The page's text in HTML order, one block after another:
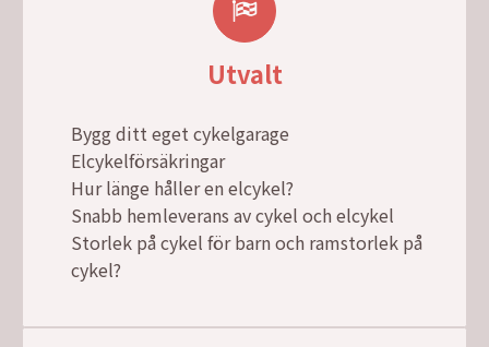
Utvalt
Bygg ditt eget cykelgarage
Elcykelförsäkringar
Hur länge håller en elcykel?
Snabb hemleverans av cykel och elcykel
Storlek på cykel för barn och ramstorlek på
cykel?